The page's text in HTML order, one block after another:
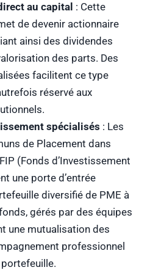
au capital : Cette
de devenir actionnaire
ainsi des dividendes
des parts. Des
facilitent ce type
réservé aux
spécialisés : Les
de Placement dans
(Fonds d’Investissement
une porte d’entrée
diversifié de PME à
gérés par des équipes
une mutualisation des
professionnel